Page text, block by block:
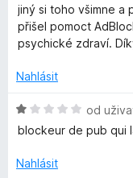
P
l
u
s
o
c
e
í
5
z
jiný si toho všimne a
přišel pomoct
psychické zdraví.
Nahlásit
H
o
n
od
blockeur de pub qui
Nahlásit